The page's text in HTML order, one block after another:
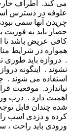
می کند. اطراف
علوفه در دسترس
چریدن آنها سمی
حصار باید به فوریت
کافی عریض باشد تا
همواره در شرایط
. دروازه باید طوری
نشوند . اینگونه
استفاده می شوند .
نیاندازد. موقعیت
اهمیت دارد . درب
شده چندان قابل
کرده و دزدی اسب
ورودی باید راحت ،